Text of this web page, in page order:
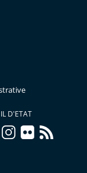
D'ETAT
instagram
flickr rss